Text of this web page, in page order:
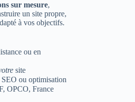
sur mesure,
un site propre,
à vos objectifs.
ou en
site
ou optimisation
OPCO, France